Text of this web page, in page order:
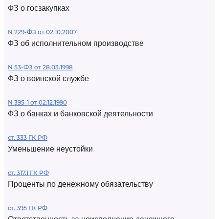
ФЗ о госзакупках
N 229-ФЗ от 02.10.2007
ФЗ об исполнительном производстве
N 53-ФЗ от 28.03.1998
ФЗ о воинской службе
N 395-1 от 02.12.1990
ФЗ о банках и банковской деятельности
ст. 333 ГК РФ
Уменьшение неустойки
ст. 317.1 ГК РФ
Проценты по денежному обязательству
ст. 395 ГК РФ